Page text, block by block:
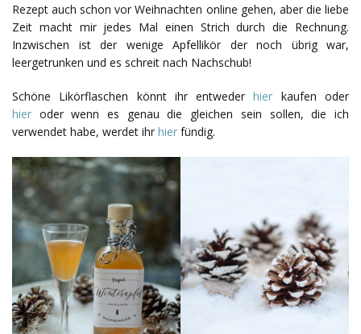
Rezept auch schon vor Weihnachten online gehen, aber die liebe
Zeit macht mir jedes Mal einen Strich durch die Rechnung.
Inzwischen ist der wenige Apfellikör der noch übrig war,
leergetrunken und es schreit nach Nachschub!
Schöne Likörflaschen könnt ihr entwederhier kaufen oder
hier oder wenn es genau die gleichen sein sollen, die ich
verwendet habe, werdet ihr hier fündig.